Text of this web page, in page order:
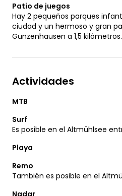
Patio de juegos
Hay 2 pequeños parques
ciudad y un hermoso y gran
Gunzenhausen a 1,5 kilómetros.
Actividades
MTB
Surf
Es posible en el Altmühlsee
Playa
Remo
También es posible en el
Nadar